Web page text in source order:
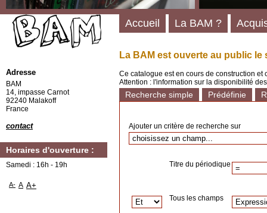
La BAM est ouverte au public le
Ce catalogue est en cours de construction
Attention : l'information sur la disponibilité
Recherche simple Prédéfinie
Ajouter un critère de recherche sur
Titre du périodique
Tous les champs
Accueil La BAM ?
Adresse
BAM
14, impasse Carnot
92240 Malakoff
France
contact
Horaires d'ouverture :
Samedi : 16h - 19h
A- A A+